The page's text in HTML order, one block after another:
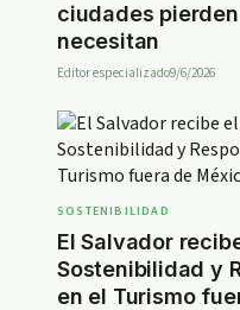
ciudades
necesitan
Editor especializado9/6/2026
SOSTENIBILIDAD
El Salvador
Sostenibilidad y
en el Turismo